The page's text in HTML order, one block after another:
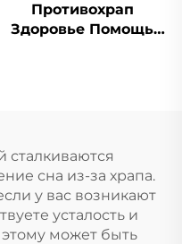
Противохрап
Здоровье Помощь
ртом во сне Лента
для рта
сталкиваются
сна из-за храпа.
у вас возникают
усталость и
может быть